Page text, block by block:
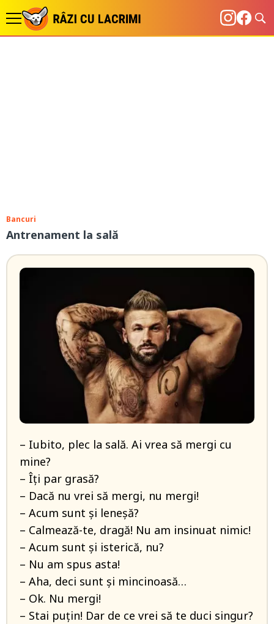
Bancuri
Antrenament la sală
– Iubito, plec la sală. Ai vrea să mergi cu
mine?
– Îţi par grasă?
– Dacă nu vrei să mergi, nu mergi!
– Acum sunt şi leneşă?
– Calmează-te, dragă! Nu am insinuat nimic!
– Acum sunt şi isterică, nu?
– Nu am spus asta!
– Aha, deci sunt şi mincinoasă…
– Ok. Nu mergi!
– Stai puţin! Dar de ce vrei să te duci singur?